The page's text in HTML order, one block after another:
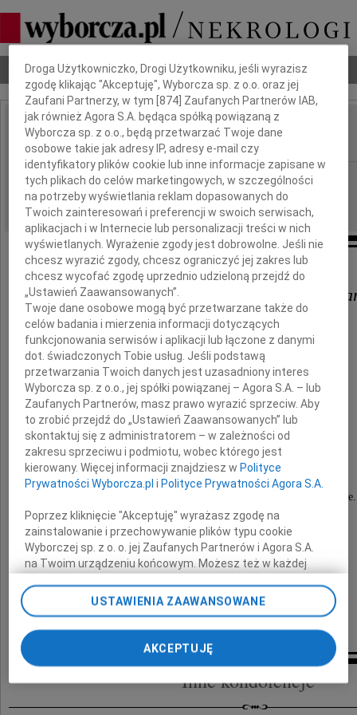
Nekrologi Odeszli Poradnik pogrzebowy
IMIĘ I NAZWISKO: Stanisław Kakareko
REGION: Białystok
DATA EMISJI: 19.03.2021
Haniu, ciociu Haniu, Maćku,
jest nam bardzo, bardzo przykro,
że odszedł
Stanisław Kakareko
nie wiemy,
jak moglibyśmy wyrazić Wam nasze
Składamy Wam
najszczersze kondolencje
Cecylia i Kazimierz Piotrowscy
Inne kondolencje
Dbamy o Twoją prywatność
Droga Użytkowniczko, Drogi Użytkowniku, jeśli wyrazisz
zgodę klikając "Akceptuję", Wyborcza sp. z o.o. oraz jej
Zaufani Partnerzy, w tym [874 ] Zaufanych Partnerów IAB,
jak również Agora S.A. będąca spółką powiązaną z
Wyborcza sp. z o.o., będą przetwarzać Twoje dane
osobowe takie jak adresy IP, adresy e-mail czy
identyfikatory plików cookie lub inne informacje zapisane w
tych plikach do celów marketingowych, w szczególności
na potrzeby wyświetlania reklam dopasowanych do
Twoich zainteresowań i preferencji w swoich serwisach,
aplikacjach i w Internecie lub personalizacji treści w nich
wyświetlanych. Wyrażenie zgody jest dobrowolne. Jeśli nie
chcesz wyrazić zgody, chcesz ograniczyć jej zakres lub
chcesz wycofać zgodę uprzednio udzieloną przejdź do
„Ustawień Zaawansowanych”.
Twoje dane osobowe mogą być przetwarzane także do
celów badania i mierzenia informacji dotyczących
funkcjonowania serwisów i aplikacji lub łączone z danymi
dot. świadczonych Tobie usług. Jeśli podstawą
przetwarzania Twoich danych jest uzasadniony interes
Wyborcza sp. z o.o., jej spółki powiązanej – Agora S.A. – lub
Zaufanych Partnerów, masz prawo wyrazić sprzeciw. Aby
to zrobić przejdź do „Ustawień Zaawansowanych” lub
skontaktuj się z administratorem – w zależności od
zakresu sprzeciwu i podmiotu, wobec którego jest
kierowany. Więcej informacji znajdziesz w Polityce
Prywatności Wyborcza.pl i Polityce Prywatności Agora S.A.
Poprzez kliknięcie "Akceptuję" wyrażasz zgodę na
zainstalowanie i przechowywanie plików typu cookie
Wyborczej sp. z o. o. jej Zaufanych Partnerów i Agora S.A.
na Twoim urządzeniu końcowym. Możesz też w każdej
ponownie wywołując narzędzie do zarządzania Twoimi
preferencjami dot. przetwarzania danych poprzez
odnośnik „Ustawienia prywatności” w stopce serwisu i
przechodząc do sekcji „Ustawienia zaawansowane”.
Zmiana ustawień plików cookie możliwa jest także za
My, nasi Zaufani Partnerzy i Agora S.A. możemy
USTAWIENIA ZAAWANSOWANE
AKCEPTUJĘ